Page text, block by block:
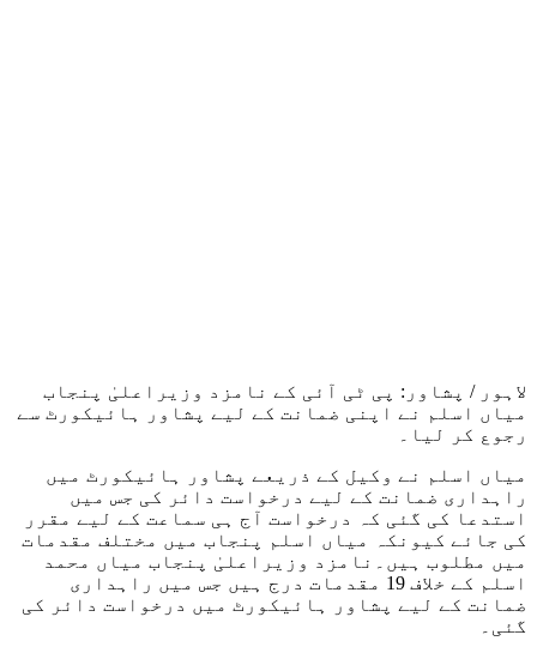
لاہور / پشاور: پی ٹی آئی کے نامزد وزیراعلیٰ پنجاب
میاں اسلم نے اپنی ضمانت کے لیے پشاور ہائیکورٹ سے
رجوع کر لیا۔
میاں اسلم نے وکیل کے ذریعے پشاور ہائیکورٹ میں
راہداری ضمانت کے لیے درخواست دائر کی جس میں
استدعا کی گئی کہ درخواست آج ہی سماعت کے لیے مقرر
کی جائے کیونکہ میاں اسلم پنجاب میں مختلف مقدمات
میں مطلوب ہیں۔نامزد وزیراعلیٰ پنجاب میاں محمد
اسلم کے خلاف 19 مقدمات درج ہیں جس میں راہداری
ضمانت کے لیے پشاور ہائیکورٹ میں درخواست دائر کی
گئی۔